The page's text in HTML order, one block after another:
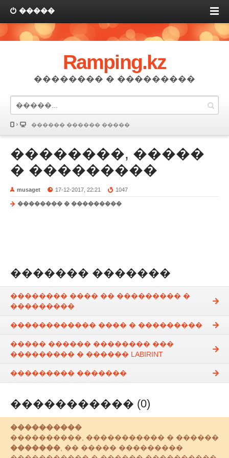
�����
Ramping.kz
�������� � ���������
������ ������ �����
��������, �����
� ���������
musaget 17-12-2017, 22:21 1047
�������� � ���������
������� �������
�������� ���� �� ��������� �
���������
������������ ���� � ���������
����� ������ �������� ���
��������� � ������ LABIRINT
��������� �������
����������� (0)
����������
����������, ����������� � ������
�������, �� ����� ���������